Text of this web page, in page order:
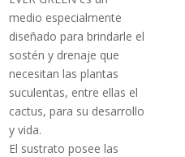
medio especialmente
diseñado para brindarle el
sostén y drenaje que
necesitan las plantas
suculentas, entre ellas el
cactus, para su desarrollo
y vida.
El sustrato posee las